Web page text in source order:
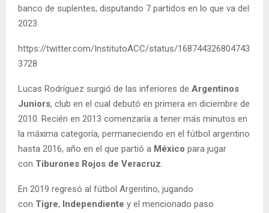
banco de suplentes, disputando 7 partidos en lo que va del
2023.
https://twitter.com/InstitutoACC/status/168744326804743
3728
Lucas Rodríguez surgió de las inferiores de Argentinos
Juniors, club en el cual debutó en primera en diciembre de
2010. Recién en 2013 comenzaría a tener más minutos en
la máxima categoría, permaneciendo en el fútbol argentino
hasta 2016, año en el que partió a México para jugar
con Tiburones Rojos de Veracruz.
En 2019 regresó al fútbol Argentino, jugando
con Tigre, Independiente y el mencionado paso